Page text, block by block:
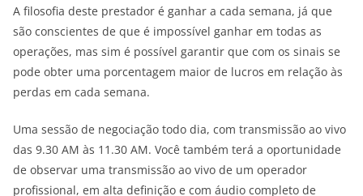
A filosofia deste prestador é ganhar a cada semana, já que
são conscientes de que é impossível ganhar em todas as
operações, mas sim é possível garantir que com os sinais se
pode obter uma porcentagem maior de lucros em relação às
perdas em cada semana.
Uma sessão de negociação todo dia, com transmissão ao vivo
das 9.30 AM às 11.30 AM. Você também terá a oportunidade
de observar uma transmissão ao vivo de um operador
profissional, em alta definição e com áudio completo de